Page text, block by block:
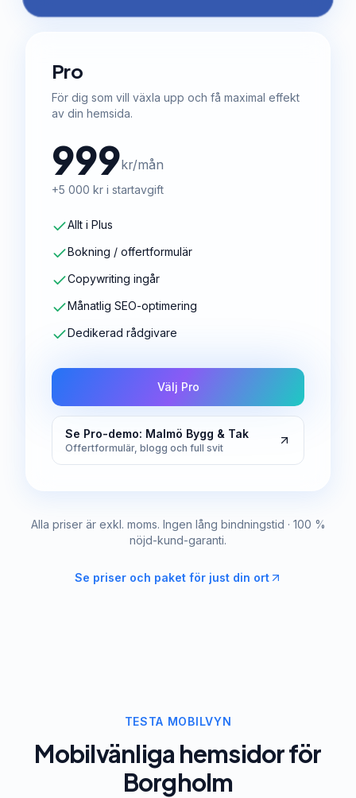
Pro
För dig som vill växla upp och få maximal effekt
av din hemsida.
999kr/mån
+5 000 kr i startavgift
Allt i Plus
Bokning / offertformulär
Copywriting ingår
Månatlig SEO-optimering
Dedikerad rådgivare
Välj Pro
Se Pro-demo: Malmö Bygg & Tak
Offertformulär, blogg och full svit
Alla priser är exkl. moms. Ingen lång bindningstid · 100 %
nöjd-kund-garanti.
Se priser och paket för just din ort
TESTA MOBILVYN
Mobilvänliga hemsidor för
Borgholm